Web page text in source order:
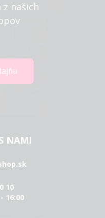
z našich
NAMI
10
16:00